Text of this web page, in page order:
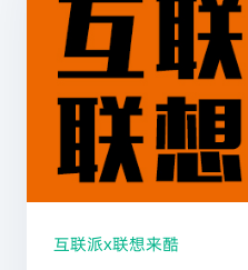
互联派x联想来酷